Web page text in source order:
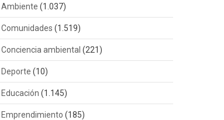
Ambiente (1.037)
Comunidades (1.519)
Conciencia ambiental (221)
Deporte (10)
Educación (1.145)
Emprendimiento (185)